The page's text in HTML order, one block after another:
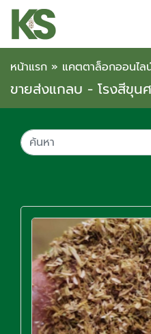
หน้าแรก » แคตตาล็อกออนไล
ขายส่งแกลบ - โรงสีขุน